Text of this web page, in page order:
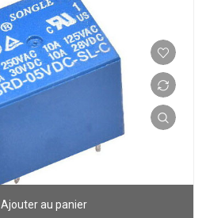
Ajouter au panier